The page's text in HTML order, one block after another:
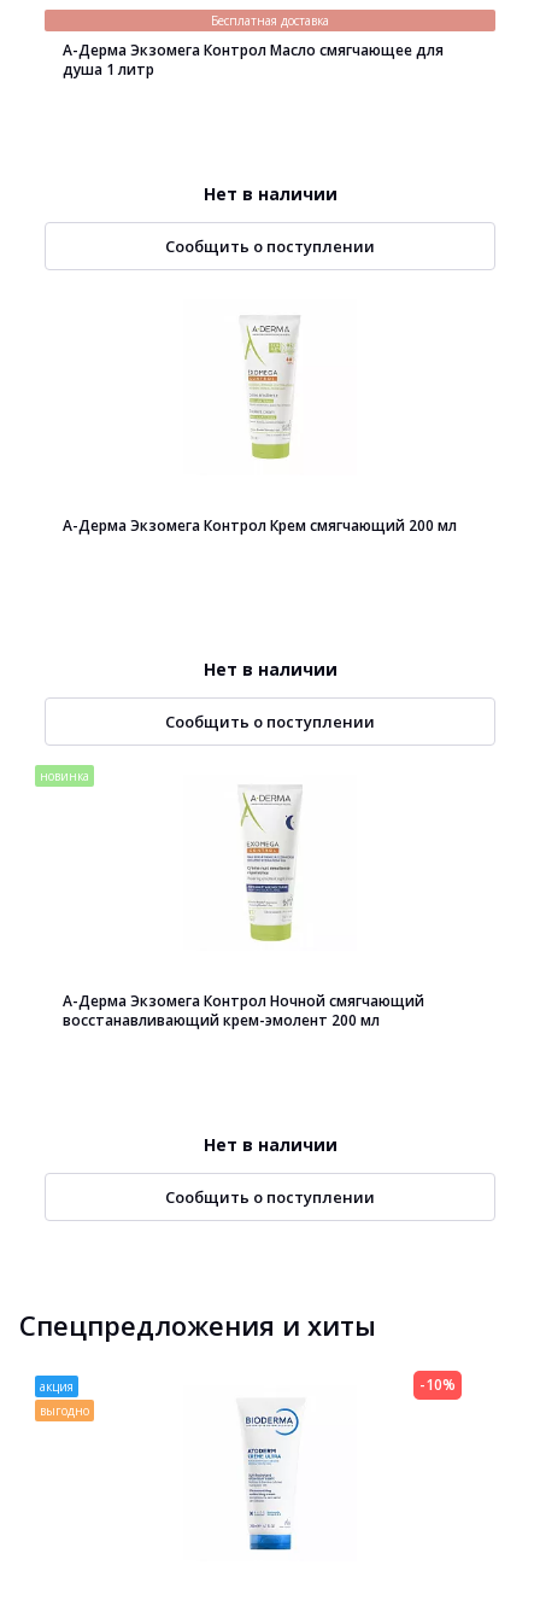
Бесплатная доставка
А-Дерма Экзомега Контрол Масло смягчающее для
душа 1 литр
Нет в наличии
Сообщить о поступлении
А-Дерма Экзомега Контрол Крем смягчающий 200 мл
Нет в наличии
Сообщить о поступлении
новинка
А-Дерма Экзомега Контрол Ночной смягчающий
восстанавливающий крем-эмолент 200 мл
Нет в наличии
Сообщить о поступлении
Спецпредложения и хиты
акция
выгодно
-10%